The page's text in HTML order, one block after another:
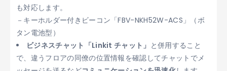
も対応します。
－キーホルダー付きビーコン「FBV-NKH52W-ACS」（ボ
タン電池型）
ビジネスチャット「Linkit チャット」 と併用すること
で、違うフロアの同僚の位置情報を確認してチャットでメ